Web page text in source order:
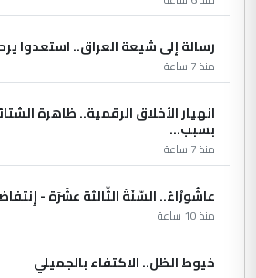
رسالة إلى شيعة العراق.. استعدوا
منذ 7 ساعة
انهيار الأخلاق الرقمية.. ظاهرة
بسبب...
منذ 7 ساعة
عاشُورْاءُ.. السّنَةُ الثّالثةَ عشَرَة -
منذ 10 ساعة
خيوط الظل.. الاكتفاء بالجميلي